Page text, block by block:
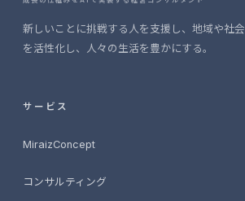
新しいことに挑戦する人を支援し、地域や社会
を活性化し、人々の生活を豊かにする。
サービス
MiraizConcept
コンサルティング